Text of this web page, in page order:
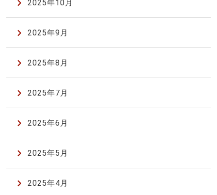
2025年10月
2025年9月
2025年8月
2025年7月
2025年6月
2025年5月
2025年4月